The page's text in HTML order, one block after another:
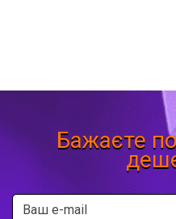
Бажаєте